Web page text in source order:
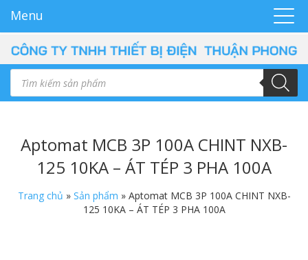
Menu
Aptomat MCB 3P 100A CHINT NXB-
125 10KA – ÁT TÉP 3 PHA 100A
Trang chủ » Sản phẩm » Aptomat MCB 3P 100A CHINT NXB-
125 10KA – ÁT TÉP 3 PHA 100A